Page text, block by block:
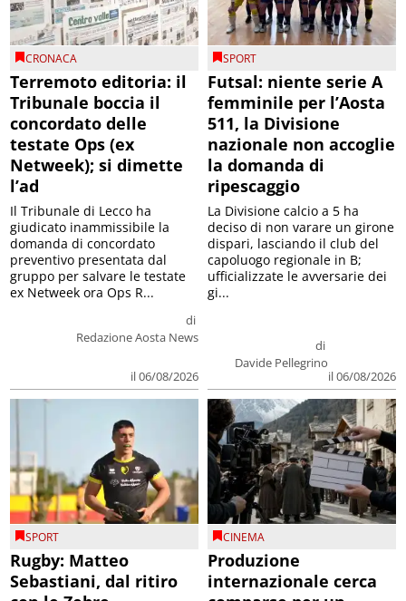
CRONACA
Terremoto editoria: il
Tribunale boccia il
concordato delle
testate Ops (ex
Netweek); si dimette
l’ad
di
Redazione Aosta News
il 06/08/2026
Il Tribunale di Lecco ha
giudicato inammissibile la
domanda di concordato
preventivo presentata dal
gruppo per salvare le testate
ex Netweek ora Ops R...
SPORT
Futsal: niente serie A
femminile per l’Aosta
511, la Divisione
nazionale non accoglie
la domanda di
ripescaggio
di
Davide Pellegrino
il 06/08/2026
La Divisione calcio a 5 ha
deciso di non varare un girone
dispari, lasciando il club del
capoluogo regionale in B;
ufficializzate le avversarie dei
gi...
SPORT
Rugby: Matteo
Sebastiani, dal ritiro
CINEMA
Produzione
internazionale cerca